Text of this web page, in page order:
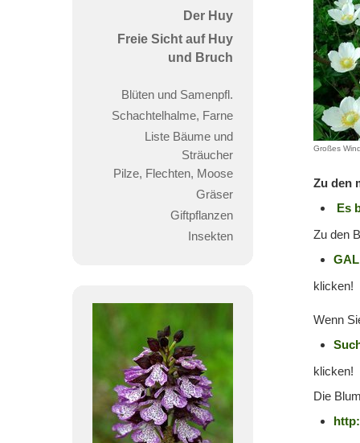
Der Huy
Freie Sicht auf Huy
und Bruch
Blüten und Samenpfl.
Schachtelhalme, Farne
Liste Bäume und
Sträucher
Pilze, Flechten, Moose
Gräser
Giftpflanzen
Insekten
Großes
Zu den
Es
Zu den
klicken!
Wenn
klicken!
Die